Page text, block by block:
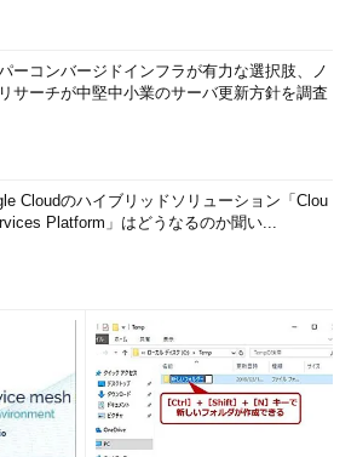
ーコンバージドインフラが有力な選択肢、ノ
サーチが中堅中小業のサーバ更新方針を調査
Cloudのハイブリッドソリューション「Clou
Platform」はどうなるのか聞い...